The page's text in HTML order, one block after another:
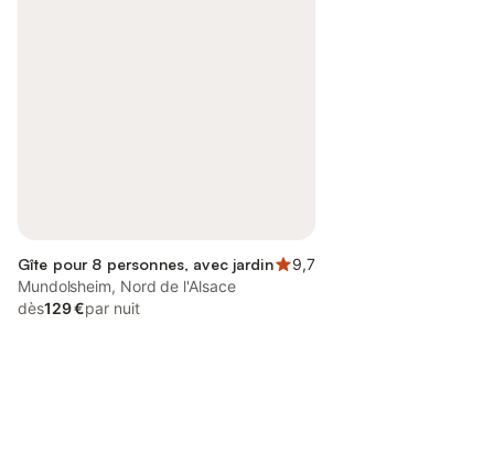
Gîte pour 8 personnes, avec jardin
9,7
Mundolsheim, Nord de l'Alsace
dès129 €par nuit